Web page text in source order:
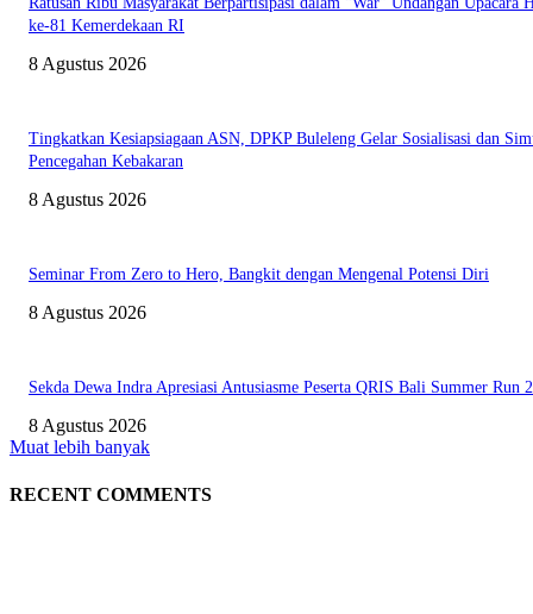
ke-81 Kemerdekaan RI
8 Agustus 2026
Tingkatkan Kesiapsiagaan ASN, DPKP Buleleng Gelar Sosialisasi dan
Pencegahan Kebakaran
8 Agustus 2026
Seminar From Zero to Hero, Bangkit dengan Mengenal Potensi Diri
8 Agustus 2026
Sekda Dewa Indra Apresiasi Antusiasme Peserta QRIS Bali Summer Run
8 Agustus 2026
Muat lebih banyak
RECENT COMMENTS